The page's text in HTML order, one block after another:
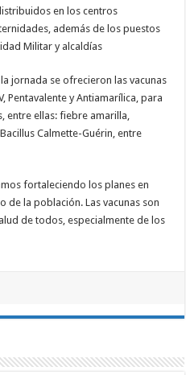
en los centros
además de los puestos
Militar y alcaldías
jornada se ofrecieron las vacunas
Pentavalente y Antiamarílica, para
entre ellas: fiebre amarilla,
Calmette-Guérin, entre
fortaleciendo los planes en
de la población. Las vacunas son
de todos, especialmente de los